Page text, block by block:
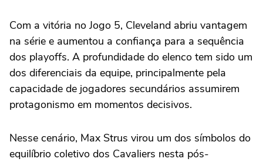
Com a vitória no Jogo 5, Cleveland abriu vantagem
na série e aumentou a confiança para a sequência
dos playoffs. A profundidade do elenco tem sido um
dos diferenciais da equipe, principalmente pela
capacidade de jogadores secundários assumirem
protagonismo em momentos decisivos.
Nesse cenário, Max Strus virou um dos símbolos do
equilíbrio coletivo dos Cavaliers nesta pós-